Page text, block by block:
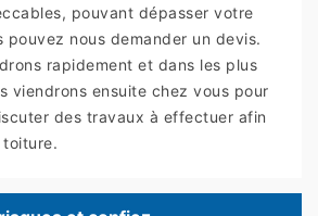
pouvant dépasser votre
pouvez nous demander un devis.
rapidement et dans les plus
viendrons ensuite chez vous pour
des travaux à effectuer afin